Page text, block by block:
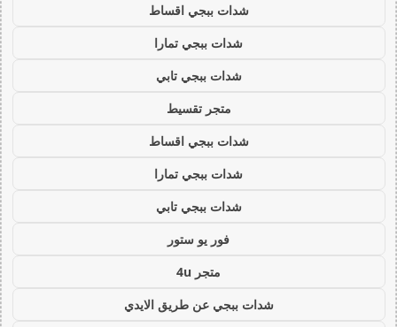
شدات ببجي اقساط
شدات ببجي تمارا
شدات ببجي تابي
متجر تقسيط
شدات ببجي اقساط
شدات ببجي تمارا
شدات ببجي تابي
فور يو ستور
متجر 4u
شدات ببجي عن طريق الايدي